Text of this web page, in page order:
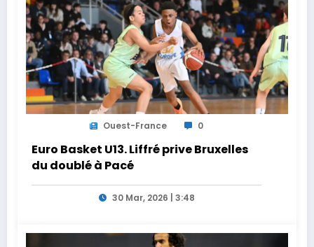
Ouest-France 0
Euro Basket U13. Liffré prive Bruxelles
du doublé à Pacé
30 Mar, 2026 | 3:48